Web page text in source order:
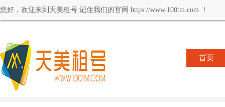
您好，欢迎来到天美租号 记住我们的官网 https://www.100tm.com ！
首页